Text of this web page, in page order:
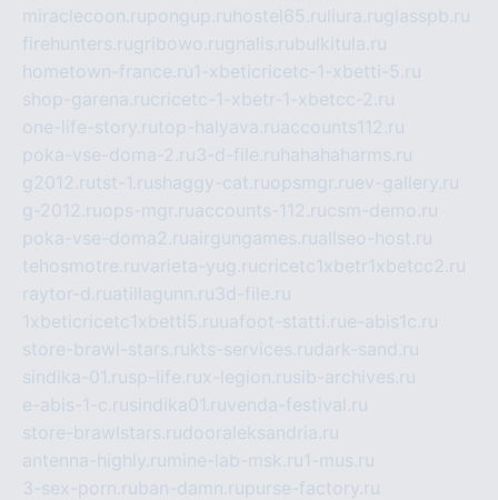
miraclecoon.rupongup.ru hostel65.ru liura.ruglasspb.ru
firehunters.rugribowo.rugnalis.rubulkitula.ru
hometown-france.ru1-xbeticricetc-1-xbetti-5.ru
shop-garena.rucricetc-1-xbetr-1-xbetcc-2.ru
one-life-story.rutop-halyava.ruaccounts112.ru
poka-vse-doma-2.ru3-d-file.ru hahahaharms.ru
g2012.rutst-1.rushaggy-cat.ruopsmgr.ruev-gallery.ru
g-2012.ruops-mgr.ruaccounts-112.rucsm-demo.ru
poka-vse-doma2.ruairgungames.ruallseo-host.ru
tehosmotre.ruvarieta-yug.rucricetc1xbetr1xbetcc2.ru
raytor-d.ruatillagunn.ru3d-file.ru
1xbeticricetc1xbetti5.ruuafoot-statti.rue-abis1c.ru
store-brawl-stars.rukts-services.rudark-sand.ru
sindika-01.rusp-life.rux-legion.rusib-archives.ru
e-abis-1-c.rusindika01.ruvenda-festival.ru
store-brawlstars.rudooraleksandria.ru
antenna-highly.ru mine-lab-msk.ru1-mus.ru
3-sex-porn.ruban-damn.rupurse-factory.ru